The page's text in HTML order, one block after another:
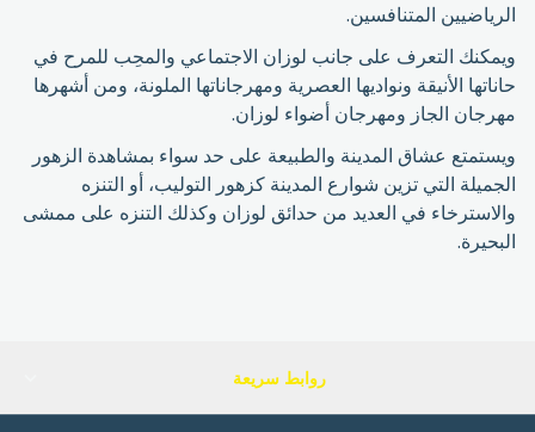
الرياضيين المتنافسين.
ويمكنك التعرف على جانب لوزان الاجتماعي والمحِب للمرح في
حاناتها الأنيقة ونواديها العصرية ومهرجاناتها الملونة، ومن أشهرها
مهرجان الجاز ومهرجان أضواء لوزان.
ويستمتع عشاق المدينة والطبيعة على حد سواء بمشاهدة الزهور
الجميلة التي تزين شوارع المدينة كزهور التوليب، أو التنزه
والاسترخاء في العديد من حدائق لوزان وكذلك التنزه على ممشى
البحيرة.
روابط سريعة